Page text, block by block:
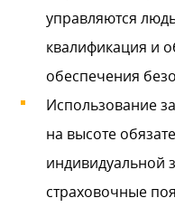
управляются
квалификация и
обеспечения
Использование
на высоте
индивидуальной
страховочные